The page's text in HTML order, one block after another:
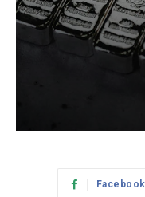
Facebook